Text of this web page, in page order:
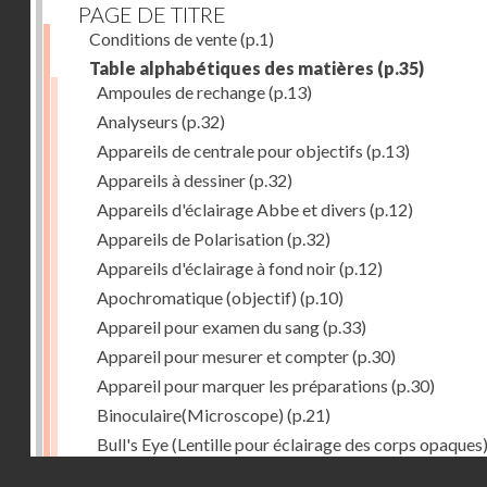
PAGE DE TITRE
Conditions de vente(p.1)
Table alphabétiques des matières (p.35)
Ampoules de rechange(p.13)
Analyseurs (p.32)
Appareils de centrale pour objectifs (p.13)
Appareils à dessiner(p.32)
Appareils d'éclairage Abbe et divers (p.12)
Appareils de Polarisation(p.32)
Appareils d'éclairage à fond noir(p.12)
Apochromatique (objectif) (p.10)
Appareil pour examen du sang(p.33)
Appareil pour mesurer et compter(p.30)
Appareil pour marquer les préparations (p.30)
Binoculaire(Microscope) (p.21)
Bull's Eye (Lentille pour éclairage des corps opaques)
(p.27)